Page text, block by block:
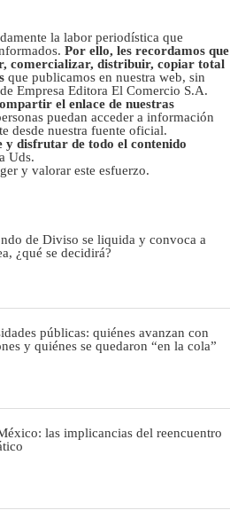
la labor periodística que
Por ello, les recordamos que
comercializar, distribuir, copiar total
que publicamos en nuestra web, sin
Empresa Editora El Comercio S.A.
el enlace de nuestras
puedan acceder a información
desde nuestra fuente oficial.
y disfrutar de todo el contenido
Uds.
y valorar este esfuerzo.
de Diviso se liquida y convoca a
¿qué se decidirá?
públicas: quiénes avanzan con
y quiénes se quedaron “en la cola”
las implicancias del reencuentro